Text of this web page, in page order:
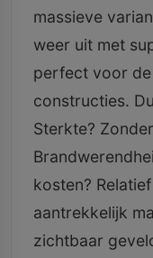
massieve
weer uit met
perfect voor
constructies.
Sterkte?
kosten?
aantrekkelijk
zichtbaar